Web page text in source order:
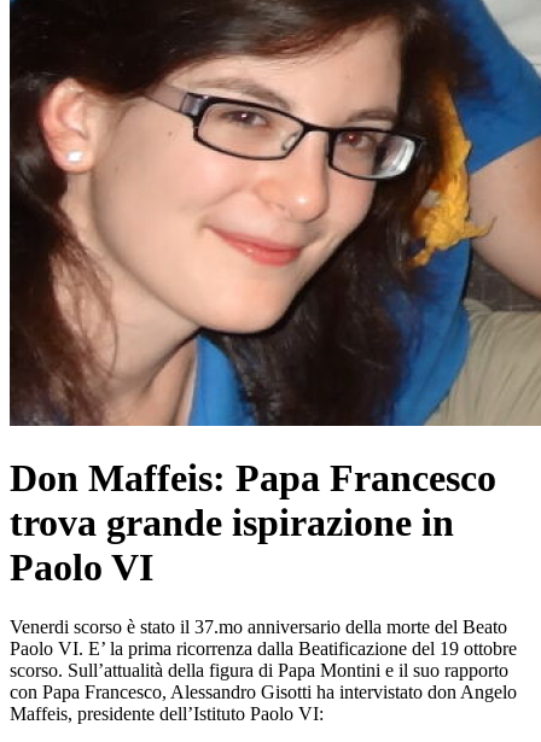
Don Maffeis: Papa Francesco
trova grande ispirazione in
Paolo VI
Venerdi scorso è stato il 37.mo anniversario della morte del Beato
Paolo VI. E’ la prima ricorrenza dalla Beatificazione del 19 ottobre
scorso. Sull’attualità della figura di Papa Montini e il suo rapporto
con Papa Francesco, Alessandro Gisotti ha intervistato don Angelo
Maffeis, presidente dell’Istituto Paolo VI: